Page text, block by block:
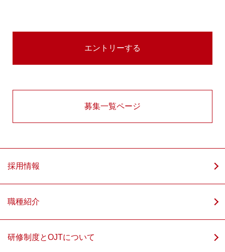
募集一覧ページ
採用情報
職種紹介
研修制度とOJTについて